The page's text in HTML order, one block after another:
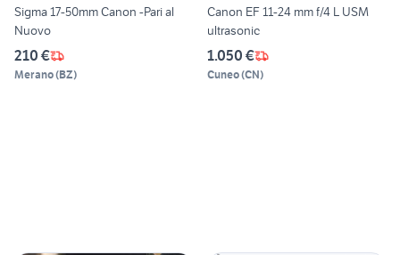
Sigma 17-50mm Canon -Pari al
Nuovo
210 €
Merano(BZ)
Canon EF 11-24 mm f/4 L USM
ultrasonic
1.050 €
Cuneo(CN)